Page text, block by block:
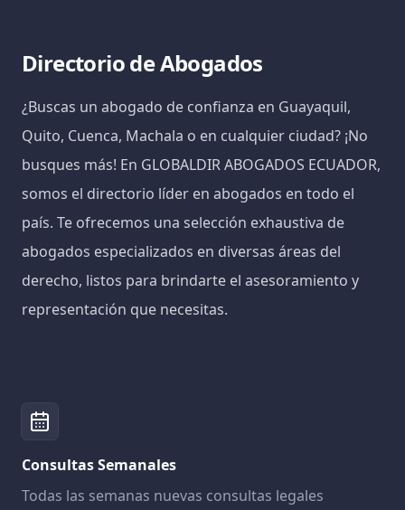
Directorio de Abogados
¿Buscas un abogado de confianza en Guayaquil,
Quito, Cuenca, Machala o en cualquier ciudad? ¡No
busques más! En GLOBALDIR ABOGADOS ECUADOR,
somos el directorio líder en abogados en todo el
país. Te ofrecemos una selección exhaustiva de
abogados especializados en diversas áreas del
derecho, listos para brindarte el asesoramiento y
representación que necesitas.
Consultas Semanales
Todas las semanas nuevas consultas legales